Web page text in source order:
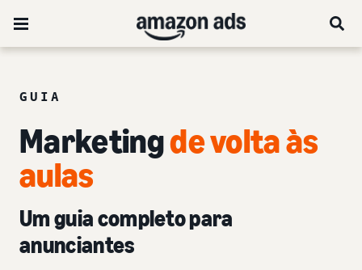
GUIA
Marketingde volta às
aulas
Um guia completo para
anunciantes